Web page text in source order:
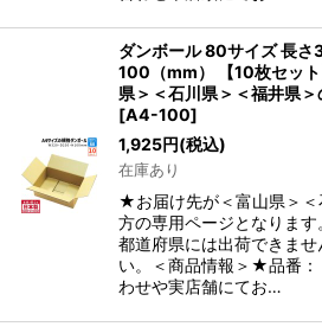
ダンボール 80サイズ 長
100（mm） 【10枚セッ
県＞＜石川県＞＜福井県
[A4-100]
1,925円(税込)
在庫あり
★お届け先が＜富山県＞
方の専用ページとなりま
都道府県には出荷できま
い。＜商品情報＞★品番
わせや実店舗にてお…